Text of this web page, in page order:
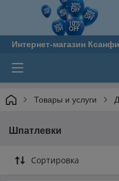
Интернет-магазин
Товары и услуги
Шпатлевки
Сортировка